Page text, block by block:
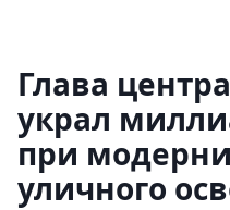
Глава
украл
при
уличного